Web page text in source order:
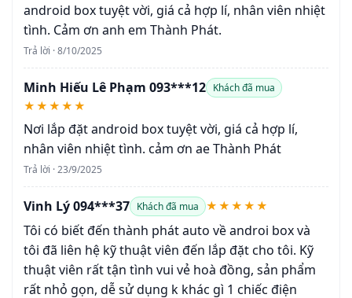
android box tuyệt vời, giá cả hợp lí, nhân viên nhiệt
tình. Cảm ơn anh em Thành Phát.
Trả lời · 8/10/2025
Minh Hiếu Lê Phạm 093***12 Khách đã mua
★★★★★
Nơi lắp đặt android box tuyệt vời, giá cả hợp lí,
nhân viên nhiệt tình. cảm ơn ae Thành Phát
Trả lời · 23/9/2025
Vinh Lý 094***37 Khách đã mua ★★★★★
Tôi có biết đến thành phát auto về androi box và
tôi đã liên hệ kỹ thuật viên đến lắp đặt cho tôi. Kỹ
thuật viên rất tận tình vui vẻ hoà đồng, sản phẩm
rất nhỏ gọn, dễ sử dụng k khác gì 1 chiếc điện